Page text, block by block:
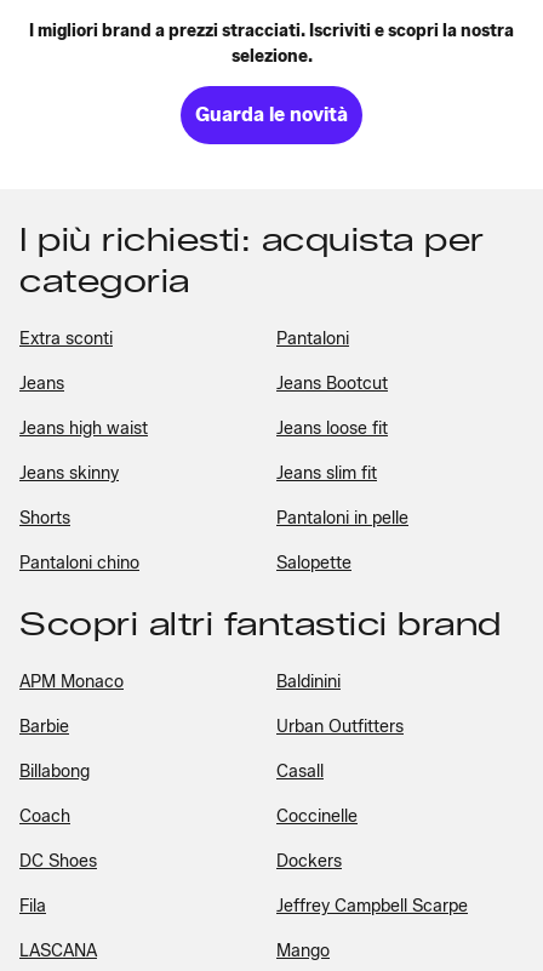
I migliori brand a prezzi stracciati. Iscriviti e scopri la nostra
selezione.
Guarda le novità
I più richiesti: acquista per
categoria
Extra sconti Pantaloni
Jeans Jeans Bootcut
Jeans high waist Jeans loose fit
Jeans skinny Jeans slim fit
Shorts Pantaloni in pelle
Pantaloni chino Salopette
Scopri altri fantastici brand
APM Monaco Baldinini
Barbie Urban Outfitters
Billabong Casall
Coach Coccinelle
DC Shoes Dockers
Fila Jeffrey Campbell Scarpe
LASCANA Mango